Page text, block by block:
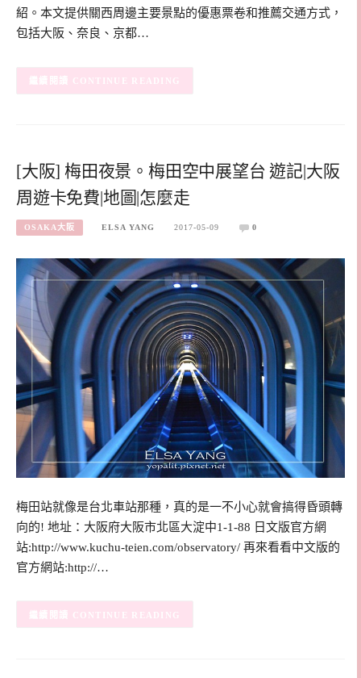
紹。本文提供關西周邊主要景點的優惠票卷和推薦交通方式，
包括大阪、奈良、京都…
CONTINUE READING
[大阪] 梅田夜景。梅田空中展望台 遊記|大阪
周遊卡免費|地圖|怎麼走
OSAKA大阪 ELSA YANG 2017-05-09 0
梅田站就像是台北車站那種，真的是一不小心就會搞得昏頭轉
向的! 地址：大阪府大阪市北區大淀中1-1-88 日文版官方網
站:http://www.kuchu-teien.com/observatory/ 再來看看中文版的
官方網站:http://…
CONTINUE READING